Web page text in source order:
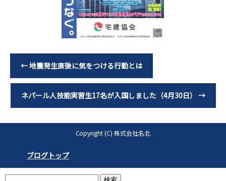
←地震発生直後に気をつける行動とは
ネパール人技能実習生17名が入国しました（4月30日） →
Copyright (C) 株式会社名北
ブログトップ